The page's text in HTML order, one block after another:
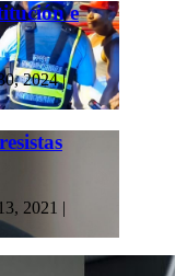
e
2024|
2021 |